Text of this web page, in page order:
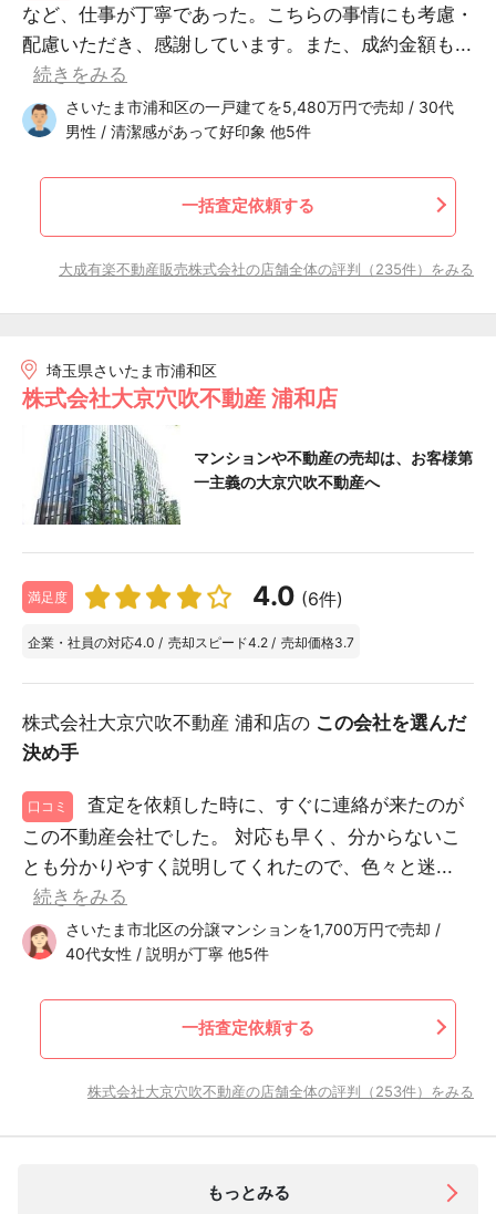
など、仕事が丁寧であった。こちらの事情にも考慮・
配慮いただき、感謝しています。また、成約金額も...
続きをみる
さいたま市浦和区の一戸建てを5,480万円で売却 / 30代
男性 / 清潔感があって好印象 他5件
一括査定依頼する
大成有楽不動産販売株式会社の店舗全体の評判（235件）をみる
埼玉県さいたま市浦和区
株式会社大京穴吹不動産 浦和店
マンションや不動産の売却は、お客様第
一主義の大京穴吹不動産へ
満足度 4.0 (6件)
企業・社員の対応4.0 / 売却スピード4.2 / 売却価格3.7
株式会社大京穴吹不動産 浦和店の この会社を選んだ
決め手
口コミ
査定を依頼した時に、すぐに連絡が来たのが
この不動産会社でした。 対応も早く、分からないこ
とも分かりやすく説明してくれたので、色々と迷...
続きをみる
さいたま市北区の分譲マンションを1,700万円で売却 /
40代女性 / 説明が丁寧 他5件
一括査定依頼する
株式会社大京穴吹不動産の店舗全体の評判（253件）をみる
もっとみる